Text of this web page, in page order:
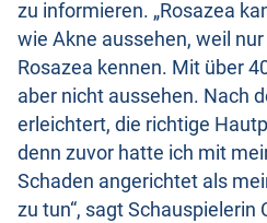
zu informieren. „Rosazea
wie Akne aussehen, weil
Rosazea kennen. Mit über
aber nicht aussehen. Nach
erleichtert, die richtige
denn zuvor hatte ich mit
Schaden angerichtet als
zu tun“, sagt Schauspielerin